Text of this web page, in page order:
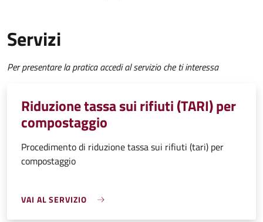
Servizi
Per presentare la pratica accedi al servizio che ti interessa
Riduzione tassa sui rifiuti (TARI) per
compostaggio
Procedimento di riduzione tassa sui rifiuti (tari) per
compostaggio
VAI AL SERVIZIO